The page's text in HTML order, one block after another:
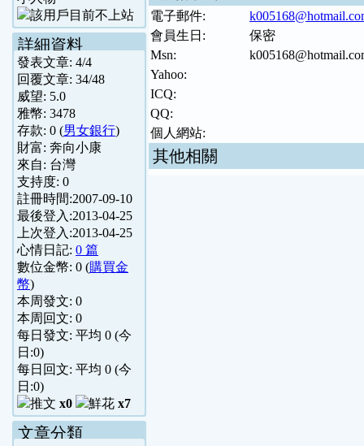
詳細資料
發表文章: 4/4
回覆文章: 34/48
威望: 5.0
雅幣: 3478
存款: 0 (男女銀行)
財富: 奔向小康
來自: 台灣
支持度: 0
註冊時間:2007-09-10
最後登入:2013-04-25
上次登入:2013-04-25
心情日記: 0 篇
數位金幣: 0 (購買金
幣)
本周發文: 0
本周回文: 0
每日發文: 平均 0 (今
日:0)
每日回文: 平均 0 (今
日:0)
x0
x7
文章分類
電子郵件:
會員生日:
保密
Msn:
Yahoo:
ICQ:
QQ:
個人網站:
其他相關